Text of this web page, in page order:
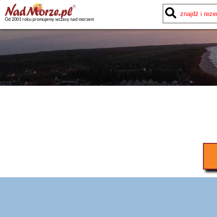
Od 2001 roku promujemy wczasy nad morzem